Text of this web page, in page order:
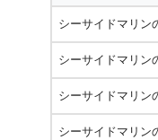
シーサイドマリン
シーサイドマリン
シーサイドマリン
シーサイドマリン